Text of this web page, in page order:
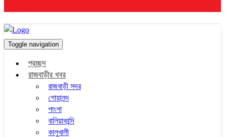
Toggle navigation
প্রচ্ছদ
রাজবাড়ীর খবর
রাজবাড়ী সদর
গোয়ালন্দ
পাংশা
বালিয়াকান্দি
কালুখালী